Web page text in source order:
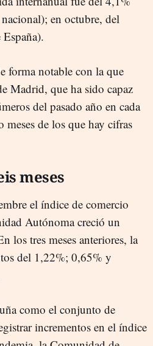
en octubre, del
forma notable con la que
Madrid, que ha sido capaz
del pasado año en cada
de los que hay cifras
meses
el índice de comercio
Autónoma creció un
los tres meses anteriores, la
del 1,22%; 0,65% y
como el conjunto de
incrementos en el índice